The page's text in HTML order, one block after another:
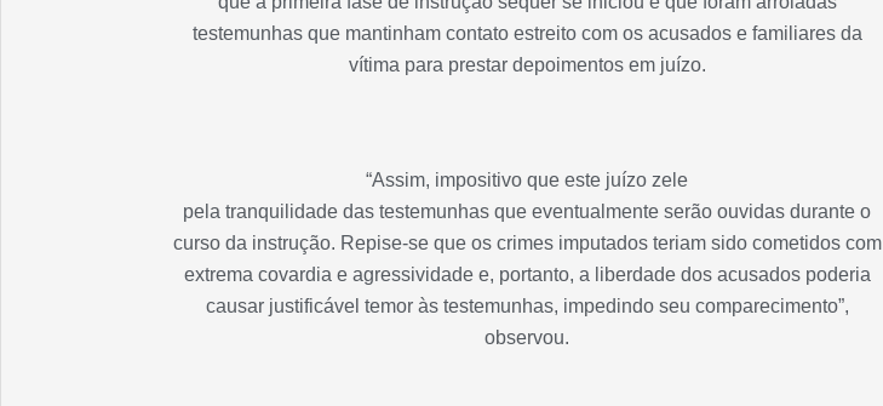
testemunhas que mantinham contato estreito com os acusados e familiares da
vítima para prestar depoimentos em juízo.
“Assim, impositivo que este juízo zele
pela tranquilidade das testemunhas que eventualmente serão ouvidas durante o
curso da instrução. Repise-se que os crimes imputados teriam sido cometidos com
extrema covardia e agressividade e, portanto, a liberdade dos acusados poderia
causar justificável temor às testemunhas, impedindo seu comparecimento”,
observou.